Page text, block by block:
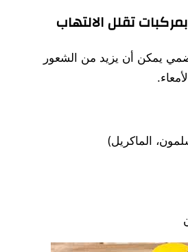
يمكن أن يزيد من الشعور
الماكريل)